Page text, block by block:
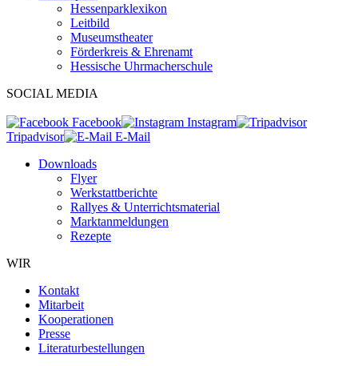
Hessenparklexikon
Leitbild
Museumstheater
Förderkreis & Ehrenamt
Hessische Uhrmacherschule
SOCIAL MEDIA
Facebook
Instagram
Tripadvisor
E-Mail
Downloads
Flyer
Werkstattberichte
Rallyes & Unterrichtsmaterial
Marktanmeldungen
Rezepte
WIR
Kontakt
Mitarbeit
Kooperationen
Presse
Literaturbestellungen